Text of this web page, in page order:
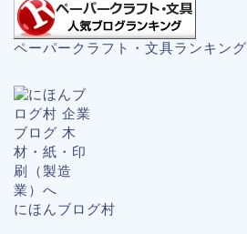
ペーパークラフト・文具ランキング
にほんブログ村